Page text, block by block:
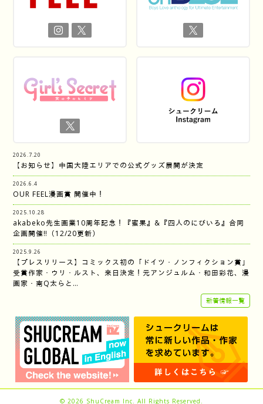
2026.7.20
【お知らせ】中国大陸エリアでの公式グッズ展開が決定
2026.6.4
OUR FEEL漫画賞 開催中！
2025.10.28
akabeko先生画業10周年記念！『蜜果』&『四人のにびいろ』合同
企画開催‼︎（12/20更新）
2025.9.26
【プレスリリース】コミックス初の「ドイツ・ノンフィクション賞」
受賞作家・ウリ・ルスト、来日決定！元アンジュルム・和田彩花、漫
画家・南Q太らと…
新着情報一覧
© 2026 ShuCream Inc. All Rights Reserved.